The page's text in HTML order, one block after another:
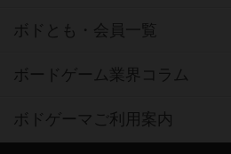
ボドとも・会員一覧
ボードゲーム業界コラム
ボドゲーマご利用案内